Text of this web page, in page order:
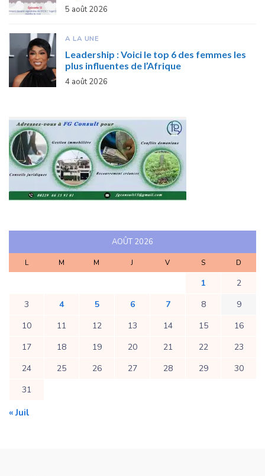
5 août 2026
A LA UNE
Leadership : Voici le top 6 des femmes les
plus influentes de l’Afrique
4 août 2026
AOÛT 2026
L M M J V S D
1
2
3
4 5 6 7 8
9
10
11 12 13 14 15
16
17
18 19 20 21 22
23
24
25 26 27 28 29
30
31
« Juil